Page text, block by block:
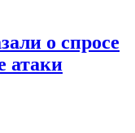
о спросе
атаки